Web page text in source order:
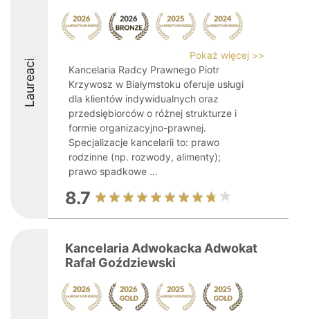
Laureaci
Pokaż więcej >>
Kancelaria Radcy Prawnego Piotr
Krzywosz w Białymstoku oferuje usługi
dla klientów indywidualnych oraz
przedsiębiorców o różnej strukturze i
formie organizacyjno-prawnej.
Specjalizacje kancelarii to: prawo
rodzinne (np. rozwody, alimenty);
prawo spadkowe ...
8.7
Kancelaria Adwokacka Adwokat
Rafał Goździewski